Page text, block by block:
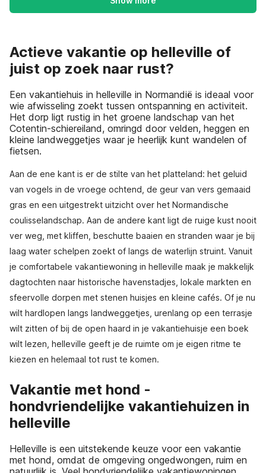
Actieve vakantie op helleville of
juist op zoek naar rust?
Een vakantiehuis in helleville in Normandië is ideaal voor
wie afwisseling zoekt tussen ontspanning en activiteit.
Het dorp ligt rustig in het groene landschap van het
Cotentin-schiereiland, omringd door velden, heggen en
kleine landweggetjes waar je heerlijk kunt wandelen of
fietsen.
Aan de ene kant is er de stilte van het platteland: het geluid
van vogels in de vroege ochtend, de geur van vers gemaaid
gras en een uitgestrekt uitzicht over het Normandische
coulisselandschap. Aan de andere kant ligt de ruige kust nooit
ver weg, met kliffen, beschutte baaien en stranden waar je bij
laag water schelpen zoekt of langs de waterlijn struint. Vanuit
je comfortabele vakantiewoning in helleville maak je makkelijk
dagtochten naar historische havenstadjes, lokale markten en
sfeervolle dorpen met stenen huisjes en kleine cafés. Of je nu
wilt hardlopen langs landweggetjes, urenlang op een terrasje
wilt zitten of bij de open haard in je vakantiehuisje een boek
wilt lezen, helleville geeft je de ruimte om je eigen ritme te
kiezen en helemaal tot rust te komen.
Vakantie met hond -
hondvriendelijke vakantiehuizen in
helleville
Helleville is een uitstekende keuze voor een vakantie
met hond, omdat de omgeving ongedwongen, ruim en